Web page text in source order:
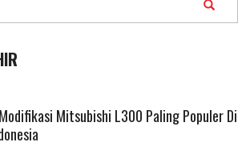
Mitsubishi L300 Paling Populer Di